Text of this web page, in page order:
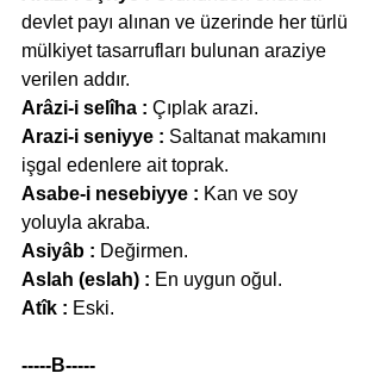
devlet payı alınan ve üzerinde her türlü
mülkiyet tasarrufları bulunan araziye
verilen addır.
Arâzi-i selîha : Çıplak arazi.
Arazi-i seniyye : Saltanat makamını
işgal edenlere ait toprak.
Asabe-i nesebiyye : Kan ve soy
yoluyla akraba.
Asiyâb : Değirmen.
Aslah (eslah) : En uygun oğul.
Atîk : Eski.
-----B-----